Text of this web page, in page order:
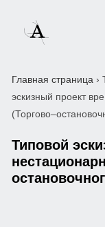
Главная страница ›
эскизный проект
Типовой